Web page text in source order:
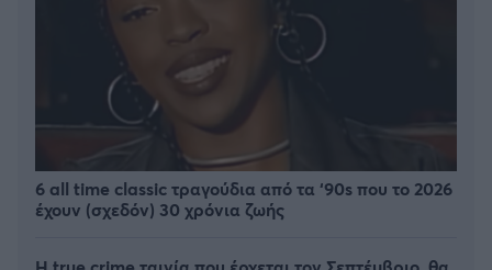
6 all time classic τραγούδια από τα ‘90s που το 2026
έχουν (σχεδόν) 30 χρόνια ζωής